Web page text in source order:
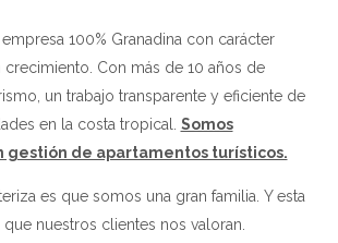
100% Granadina con carácter
crecimiento. Con más de 10 años de
un trabajo transparente y eficiente de
en la costa tropical. Somos
gestión de apartamentos turísticos.
es que somos una gran familia. Y esta
nuestros clientes nos valoran.